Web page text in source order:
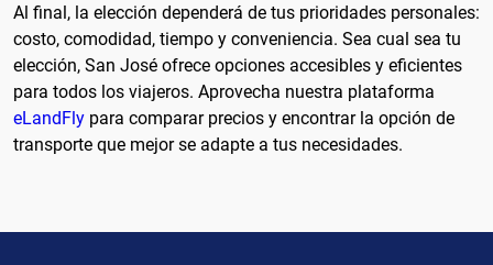
Al final, la elección dependerá de tus prioridades personales:
costo, comodidad, tiempo y conveniencia. Sea cual sea tu
elección, San José ofrece opciones accesibles y eficientes
para todos los viajeros. Aprovecha nuestra plataforma
eLandFly para comparar precios y encontrar la opción de
transporte que mejor se adapte a tus necesidades.